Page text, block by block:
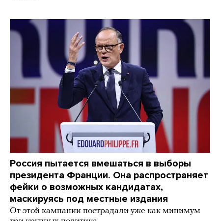
Россия пытается вмешаться в выборы
президента Франции. Она распространяет
фейки о возможных кандидатах,
маскируясь под местные издания
От этой кампании пострадали уже как минимум